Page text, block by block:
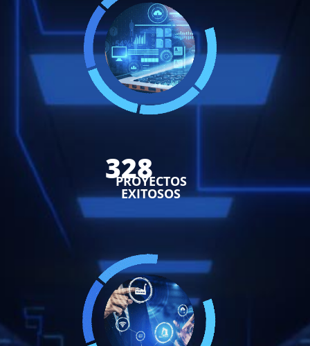
328
PROYECTOS
EXITOSOS